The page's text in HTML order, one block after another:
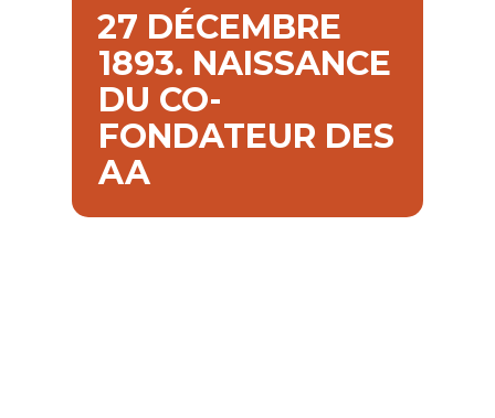
27 DÉCEMBRE
1893. NAISSANCE
DU CO-
FONDATEUR DES
AA